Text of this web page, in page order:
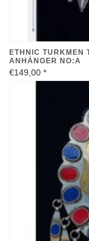
ETHNIC TURKMEN
ANHÄNGER NO:A
€149,00 *